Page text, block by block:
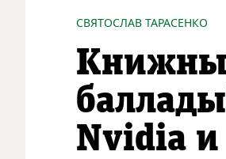
СВЯТОСЛАВ ТАРАСЕНКО
Nvidia